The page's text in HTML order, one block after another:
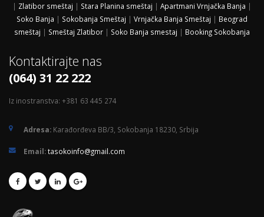
| Zlatibor smeštaj | Stara Planina smeštaj | Apartmani Vrnjačka Banja |
Soko Banja | Sokobanja Smeštaj | Vrnjačka Banja Smeštaj | Beograd
smeštaj | Smeštaj Zlatibor | Soko Banja smestaj | Booking Sokobanja
Kontaktirajte nas
(064) 31 22 222
Iz inostranstva: +381 63 445 274
Adresa: Karađorđeva BB/3, Sokobanja 18230, Srbija
Email:tasokoinfo@gmail.com